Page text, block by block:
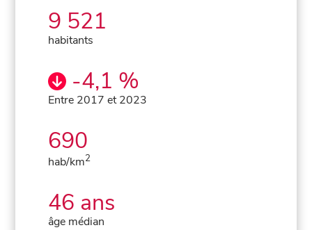
9 521
habitants
-4,1 %
Entre 2017 et 2023
690
hab/km2
46 ans
âge médian